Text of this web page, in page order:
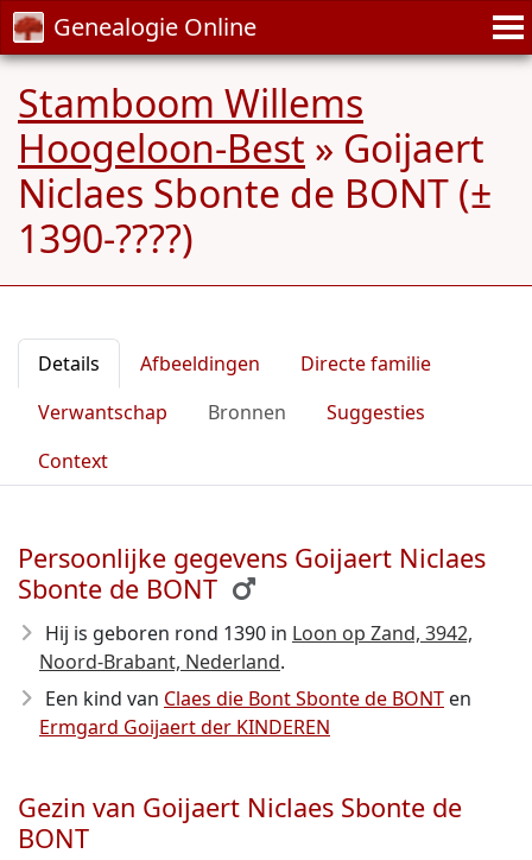
Genealogie Online
Stamboom Willems
Hoogeloon-Best » Goijaert
Niclaes Sbonte de BONT (±
1390-????)
Details Afbeeldingen
Directe familie
Verwantschap
Bronnen
Suggesties
Context
Persoonlijke gegevens Goijaert Niclaes
Sbonte de BONT
Hij is geboren rond 1390 in Loon op Zand, 3942,
Noord-Brabant, Nederland.
Een kind van Claes die Bont Sbonte de BONT en
Ermgard Goijaert der KINDEREN
Gezin van Goijaert Niclaes Sbonte de
BONT